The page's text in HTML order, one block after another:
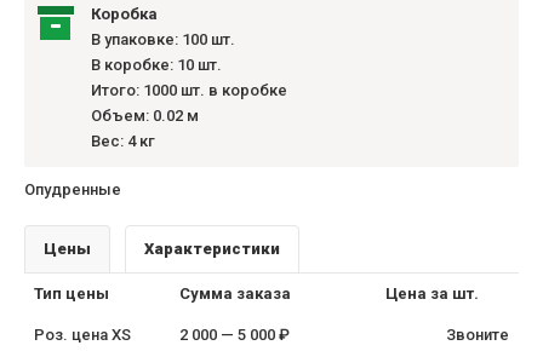
Коробка
В упаковке: 100 шт.
В коробке: 10 шт.
Итого: 1000 шт. в коробке
Объем: 0.02 м
Вес: 4 кг
Опудренные
Цены Характеристики
Тип цены Сумма заказа Цена за шт.
Роз. цена XS 2 000 — 5 000 ₽ Звоните